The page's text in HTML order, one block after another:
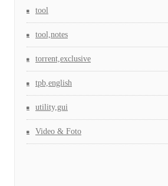
tool
tool,notes
torrent,exclusive
tpb,english
utility,gui
Video & Foto